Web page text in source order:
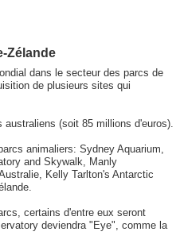
Zélande
dans le secteur des parcs de
de plusieurs sites qui
australiens (soit 85 millions d'euros).
animaliers: Sydney Aquarium,
and Skywalk, Manly
Kelly Tarlton's Antarctic
certains d'entre eux seront
deviendra "Eye", comme la